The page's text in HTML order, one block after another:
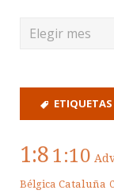
ETIQUETAS
1:8 1:10
Bélgica Cataluña